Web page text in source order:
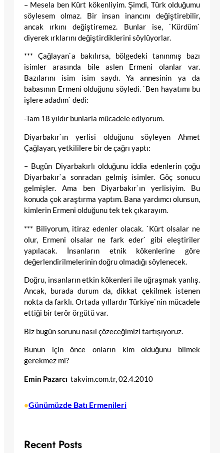
– Mesela ben Kürt kökenliyim. Şimdi, Türk olduğumu
söylesem olmaz. Bir insan inancını değiştirebilir,
ancak ırkını değiştiremez. Bunlar ise, `Kürdüm`
diyerek ırklarını değiştirdiklerini söylüyorlar.
*** Çağlayan`a bakılırsa, bölgedeki tanınmış bazı
isimler arasında bile aslen Ermeni olanlar var.
Bazılarını isim isim saydı. Ya annesinin ya da
babasının Ermeni olduğunu söyledi. `Ben hayatımı bu
işlere adadım` dedi:
-Tam 18 yıldır bunlarla mücadele ediyorum.
Diyarbakır`ın yerlisi olduğunu söyleyen Ahmet
Çağlayan, yetkililere bir de çağrı yaptı:
– Bugün Diyarbakırlı olduğunu iddia edenlerin çoğu
Diyarbakır`a sonradan gelmiş isimler. Göç sonucu
gelmişler. Ama ben Diyarbakır`ın yerlisiyim. Bu
konuda çok araştırma yaptım. Bana yardımcı olunsun,
kimlerin Ermeni olduğunu tek tek çıkarayım.
*** Biliyorum, itiraz edenler olacak. `Kürt olsalar ne
olur, Ermeni olsalar ne fark eder` gibi eleştiriler
yapılacak. İnsanların etnik kökenlerine göre
değerlendirilmelerinin doğru olmadığı söylenecek.
Doğru, insanların etkin kökenleri ile uğraşmak yanlış.
Ancak, burada durum da, dikkat çekilmek istenen
nokta da farklı. Ortada yıllardır Türkiye`nin mücadele
ettiği bir terör örgütü var.
Biz bugün sorunu nasıl çözeceğimizi tartışıyoruz.
Bunun için önce onların kim olduğunu bilmek
gerekmez mi?
Emin Pazarcı takvim.com.tr, 02.4.2010
•Günümüzde Batı Ermenileri
Recent Posts